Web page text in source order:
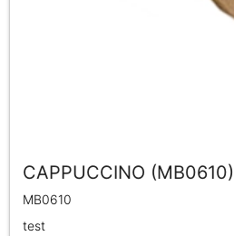
CAPPUCCINO (MB0610)
MB0610
test